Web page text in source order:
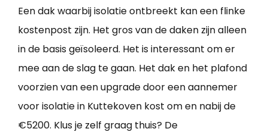
Een dak waarbij isolatie ontbreekt kan een flinke
kostenpost zijn. Het gros van de daken zijn alleen
in de basis geïsoleerd. Het is interessant om er
mee aan de slag te gaan. Het dak en het plafond
voorzien van een upgrade door een aannemer
voor isolatie in Kuttekoven kost om en nabij de
€5200. Klus je zelf graag thuis? De